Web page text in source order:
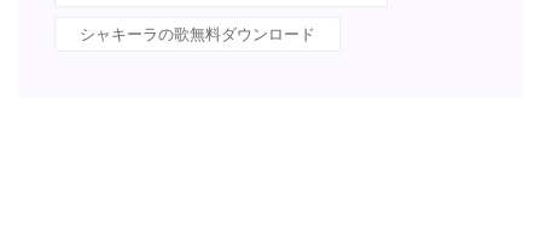
シャキーラの歌無料ダウンロード